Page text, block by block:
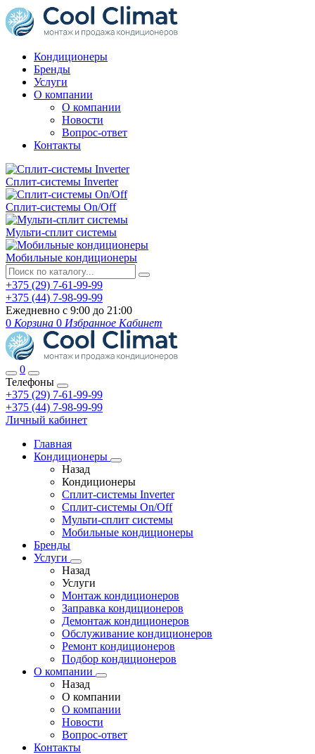
Кондиционеры
Бренды
Услуги
О компании
О компании
Новости
Вопрос-ответ
Контакты
Сплит-системы Inverter
Сплит-системы On/Off
Мульти-сплит системы
Мобильные кондиционеры
+375 (29) 7-61-99-99
+375 (44) 7-98-99-99
Ежедневно с 9:00 до 21:00
0 Корзина 0 Избранное Кабинет
0
Телефоны
+375 (29) 7-61-99-99
+375 (44) 7-98-99-99
Личный кабинет
Главная
Кондиционеры
Назад
Кондиционеры
Сплит-системы Inverter
Сплит-системы On/Off
Мульти-сплит системы
Мобильные кондиционеры
Бренды
Услуги
Назад
Услуги
Монтаж кондиционеров
Заправка кондиционеров
Демонтаж кондиционеров
Обслуживание кондиционеров
Ремонт кондиционеров
Подбор кондиционеров
О компании
Назад
О компании
О компании
Новости
Вопрос-ответ
Контакты